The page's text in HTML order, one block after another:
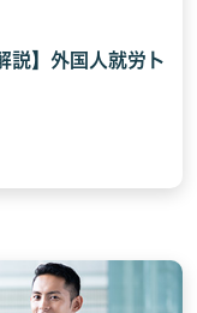
説】外国人就労ト